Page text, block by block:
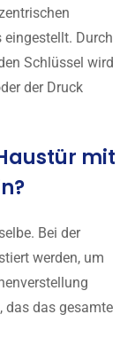
Durch
Schlüssel wird
der Druck
mit
Bei der
werden, um
das das gesamte